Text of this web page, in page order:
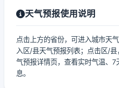
天气预报使用说明
点击上方的省份，可进入城市天
入区/县天气预报列表；点击区/
气预报详情页，查看实时气温、
息。